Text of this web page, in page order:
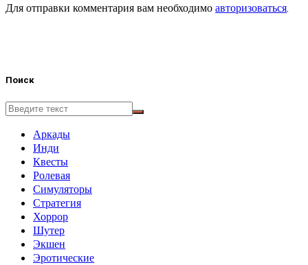
Для отправки комментария вам необходимо авторизоваться.
Поиск
Аркады
Инди
Квесты
Ролевая
Симуляторы
Стратегия
Хоррор
Шутер
Экшен
Эротические